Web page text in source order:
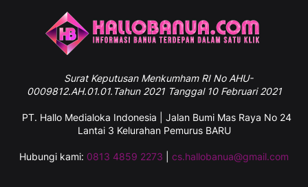
SuratKeputusan Menkumham RI No AHU-
0009812.AH.01.01.Tahun 2021 Tanggal 10 Februari 2021
PT. Hallo Medialoka Indonesia | Jalan Bumi Mas Raya No 24
Lantai 3 Kelurahan Pemurus BARU
Hubungi kami: 0813 4859 2273 cs.hallobanua@gmail.com